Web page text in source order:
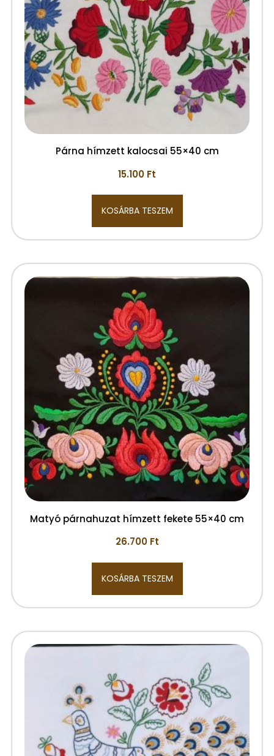
Párna hímzett kalocsai 55×40 cm
15.100 Ft
KOSÁRBA TESZEM
Matyó párnahuzat hímzett fekete 55×40 cm
26.700 Ft
KOSÁRBA TESZEM